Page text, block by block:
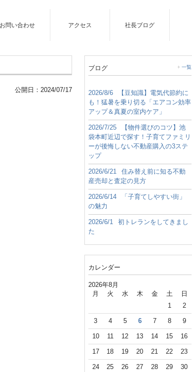
問い合わせ アクセス 社長ブログ
公開日： 2024/07/17
ブログ 一覧
2026/8/6
【豆知識】電気代節約に
も！猛暑を乗り切る「エアコン効率
アップ＆真夏の室内ケア」
2026/7/25
【物件選びのコツ】池
袋本町近辺で探す！子育てファミリ
ーが後悔しない不動産購入の3ステ
ップ
2026/6/21
住み替え前に知る不動
産売却と査定の見方
2026/6/14
「子育てしやすい街」
の魅力
2026/6/1
初トレランをしてきまし
た
カレンダー
2026年8月
月 火 水 木 金 土 日
1 2
3 4 5 6 7 8 9
10 11 12 13 14 15 16
17 18 19 20 21 22 23
24 25 26 27 28 29 30